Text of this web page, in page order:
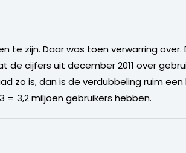
te zijn. Daar was toen verwarring
de cijfers uit december 2011 over
zo is, dan is de verdubbeling ruim
= 3,2 miljoen gebruikers hebben.